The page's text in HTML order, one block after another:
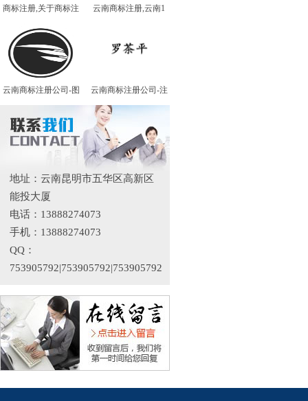
商标注册,关于商标注 云南商标注册,云南1
云南商标注册公司-图 云南商标注册公司-注
地址：云南昆明市五华区高新区
能投大厦
电话：13888274073
手机：13888274073
QQ：
753905792|753905792|753905792